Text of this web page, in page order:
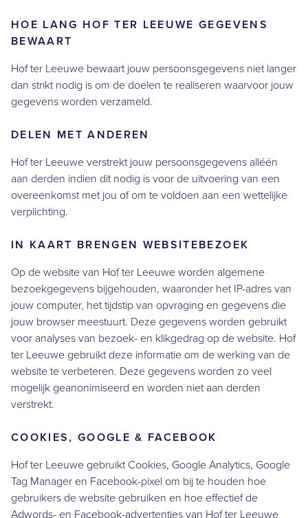
HOE LANG HOF TER LEEUWE GEGEVENS
BEWAART
Hof ter Leeuwe bewaart jouw persoonsgegevens niet langer
dan strikt nodig is om de doelen te realiseren waarvoor jouw
gegevens worden verzameld.
DELEN MET ANDEREN
Hof ter Leeuwe verstrekt jouw persoonsgegevens alléén
aan derden indien dit nodig is voor de uitvoering van een
overeenkomst met jou of om te voldoen aan een wettelijke
verplichting.
IN KAART BRENGEN WEBSITEBEZOEK
Op de website van Hof ter Leeuwe worden algemene
bezoekgegevens bijgehouden, waaronder het IP-adres van
jouw computer, het tijdstip van opvraging en gegevens die
jouw browser meestuurt. Deze gegevens worden gebruikt
voor analyses van bezoek- en klikgedrag op de website. Hof
ter Leeuwe gebruikt deze informatie om de werking van de
website te verbeteren. Deze gegevens worden zo veel
mogelijk geanonimiseerd en worden niet aan derden
verstrekt.
COOKIES, GOOGLE & FACEBOOK
Hof ter Leeuwe gebruikt Cookies, Google Analytics, Google
Tag Manager en Facebook-pixel om bij te houden hoe
gebruikers de website gebruiken en hoe effectief de
Adwords- en Facebook-advertenties van Hof ter Leeuwe